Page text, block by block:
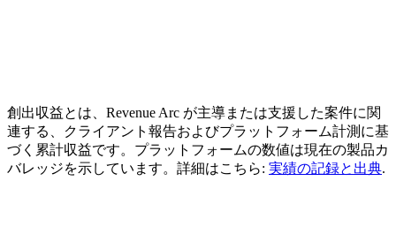
創出収益とは、Revenue Arc が主導または支援した案件に関
連する、クライアント報告およびプラットフォーム計測に基
づく累計収益です。プラットフォームの数値は現在の製品カ
バレッジを示しています。詳細はこちら: 実績の記録と出典.